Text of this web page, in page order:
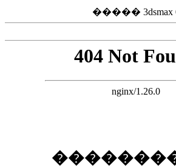
����� 3dsmax